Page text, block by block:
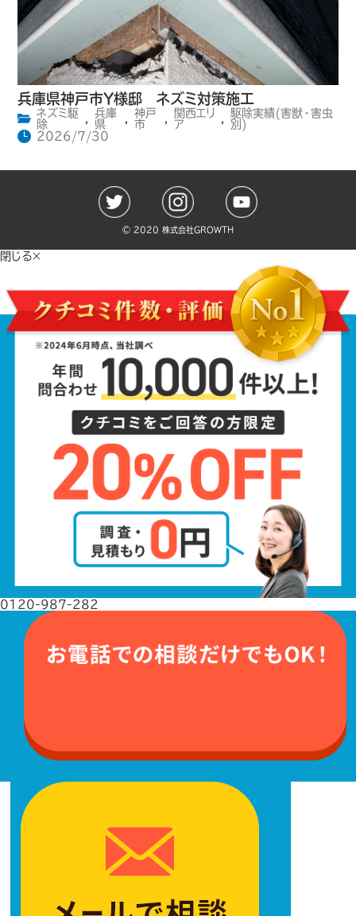
兵庫県神戸市Y様邸 ネズミ対策施工
ネズミ駆
除
,
兵庫
県
,
神戸
市
,
関西エリ
ア
,
駆除実績(害獣・害虫
別)
2026/7/30
©️ 2020 株式会社GROWTH
閉じる×
0120-987-282